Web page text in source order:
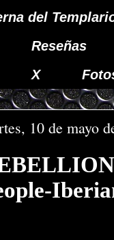
del
Reseñas
X
10 de mayo